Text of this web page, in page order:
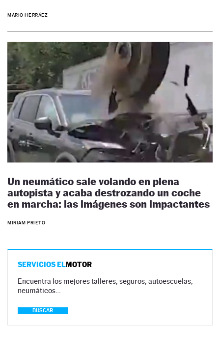
MARIO HERRÁEZ
Un neumático sale volando en plena
autopista y acaba destrozando un coche
en marcha: las imágenes son impactantes
MIRIAM PRIETO
SERVICIOS ELMOTOR
Encuentra los mejores talleres, seguros, autoescuelas,
neumáticos…
BUSCAR